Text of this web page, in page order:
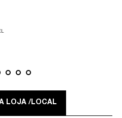
LOJA /LOCAL